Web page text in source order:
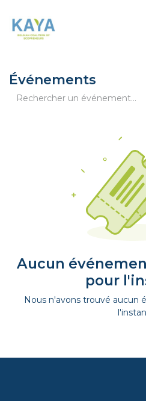
Événements
Aucun
pour
Nous n'avons trouvé aucun